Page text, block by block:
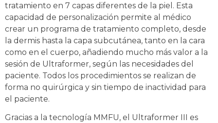
tratamiento en 7 capas diferentes de la piel. Esta
capacidad de personalización permite al médico
crear un programa de tratamiento completo, desde
la dermis hasta la capa subcutánea, tanto en la cara
como en el cuerpo, añadiendo mucho más valor a la
sesión de Ultraformer, según las necesidades del
paciente. Todos los procedimientos se realizan de
forma no quirúrgica y sin tiempo de inactividad para
el paciente.
Gracias a la tecnología MMFU, el Ultraformer III es